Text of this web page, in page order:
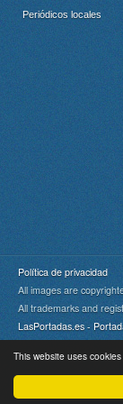
This website uses
Periódicos locales
Política de privacidad
All images are
All trademarks and
LasPortadas.es -